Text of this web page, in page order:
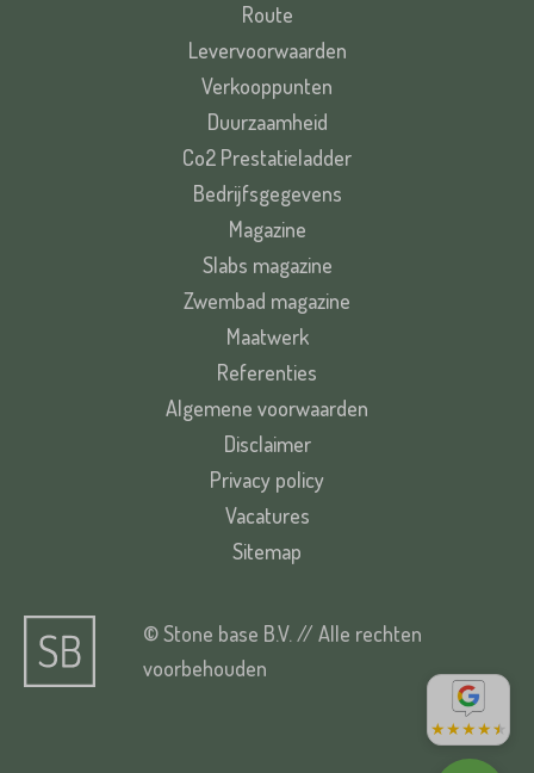
★★★★★
Route
Levervoorwaarden
Verkooppunten
Duurzaamheid
Co2 Prestatieladder
Bedrijfsgegevens
Magazine
Slabs magazine
Zwembad magazine
Maatwerk
Referenties
Algemene voorwaarden
Disclaimer
Privacy policy
Vacatures
Sitemap
© Stone base B.V. // Alle rechten
voorbehouden